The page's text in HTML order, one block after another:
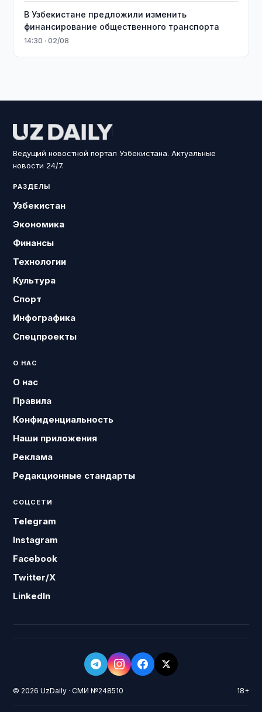
В Узбекистане предложили изменить
финансирование общественного транспорта
14:30 · 02/08
Ведущий новостной портал Узбекистана. Актуальные
новости 24/7.
РАЗДЕЛЫ
Узбекистан
Экономика
Финансы
Технологии
Культура
Спорт
Инфографика
Спецпроекты
О НАС
О нас
Правила
Конфиденциальность
Наши приложения
Реклама
Редакционные стандарты
СОЦСЕТИ
Telegram
Instagram
Facebook
Twitter/X
LinkedIn
© 2026 UzDaily · СМИ №248510 18+